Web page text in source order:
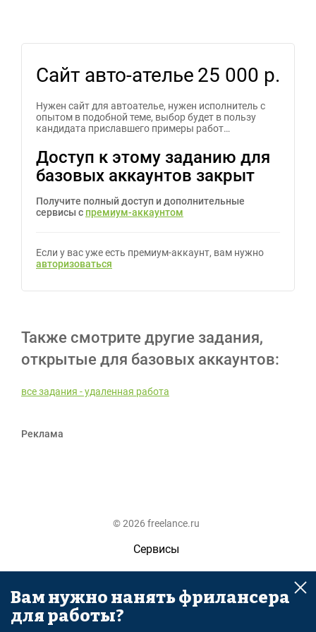
Сайт авто-ателье 25 000 р.
Нужен сайт для автоателье, нужен исполнитель с
опытом в подобной теме, выбор будет в пользу
кандидата приславшего примеры работ…
Доступ к этому заданию для
базовых аккаунтов закрыт
Получите полный доступ и дополнительные
сервисы с премиум-аккаунтом
Если у вас уже есть премиум-аккаунт, вам нужно
авторизоваться
Также смотрите другие задания,
открытые для базовых аккаунтов:
все задания - удаленная работа
Реклама
© 2026 freelance.ru
Сервисы
Помощь
Поиск
Вам нужно нанять фрилансера
для работы?